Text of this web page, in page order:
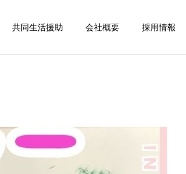
共同生活援助 会社概要 採用情報